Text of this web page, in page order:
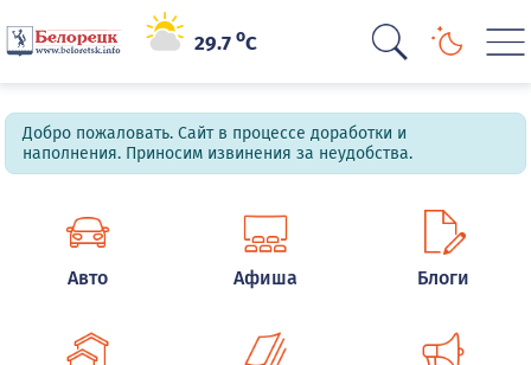
29.7oC
Добро пожаловать. Сайт в процессе доработки и
наполнения. Приносим извинения за неудобства.
Авто Афиша Блоги